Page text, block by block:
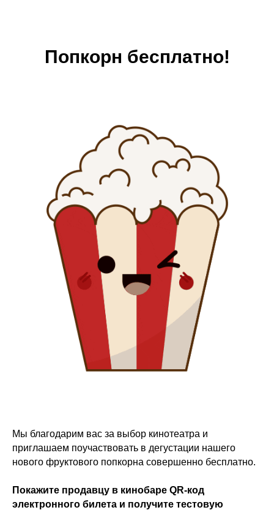
Попкорн бесплатно!
Мы благодарим вас за выбор кинотеатра и
приглашаем поучаствовать в дегустации нашего
нового фруктового попкорна совершенно бесплатно.
Покажите продавцу в кинобаре QR-код
электронного билета и получите тестовую